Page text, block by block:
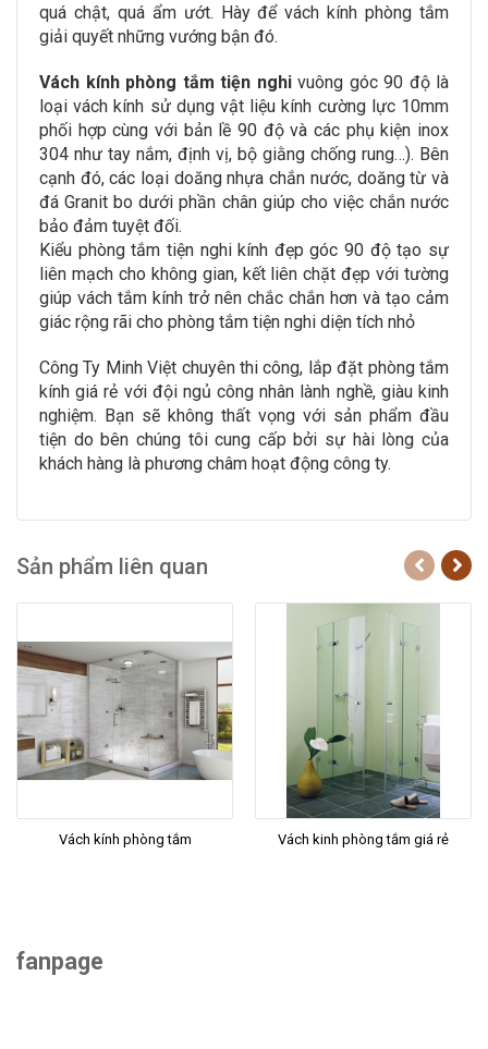
quá chật, quá ẩm ướt. Hày để vách kính phòng tắm
giải quyết những vướng bận đó.
Vách kính phòng tắm tiện nghivuông góc 90 độ là
loại vách kính sử dụng vật liệu kính cường lực 10mm
phối hợp cùng với bản lề 90 độ và các phụ kiện inox
304 như tay nắm, định vị, bộ giằng chống rung…). Bên
cạnh đó, các loại doăng nhựa chắn nước, doăng từ và
đá Granit bo dưới phần chân giúp cho việc chắn nước
bảo đảm tuyệt đối.
Kiểu phòng tắm tiện nghi kính đẹp góc 90 độ tạo sự
liên mạch cho không gian, kết liên chặt đẹp với tường
giúp vách tắm kính trở nên chắc chắn hơn và tạo cảm
giác rộng rãi cho phòng tắm tiện nghi diện tích nhỏ
Công Ty Minh Việt chuyên thi công, lắp đặt phòng tắm
kính giá rẻ với đội ngủ công nhân lành nghề, giàu kinh
nghiệm. Bạn sẽ không thất vọng với sản phẩm đầu
tiện do bên chúng tôi cung cấp bởi sự hài lòng của
khách hàng là phương châm hoạt động công ty.
Sản phẩm liên quan
Vách kính phòng tắm Vách kinh phòng tắm giá rẻ
fanpage